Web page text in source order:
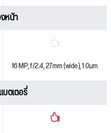
หน้า
16 MP, f/2.4, 27mm (wide), 1.0µm
ตเตอรี่